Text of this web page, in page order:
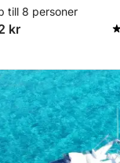
till 8 personer
kr